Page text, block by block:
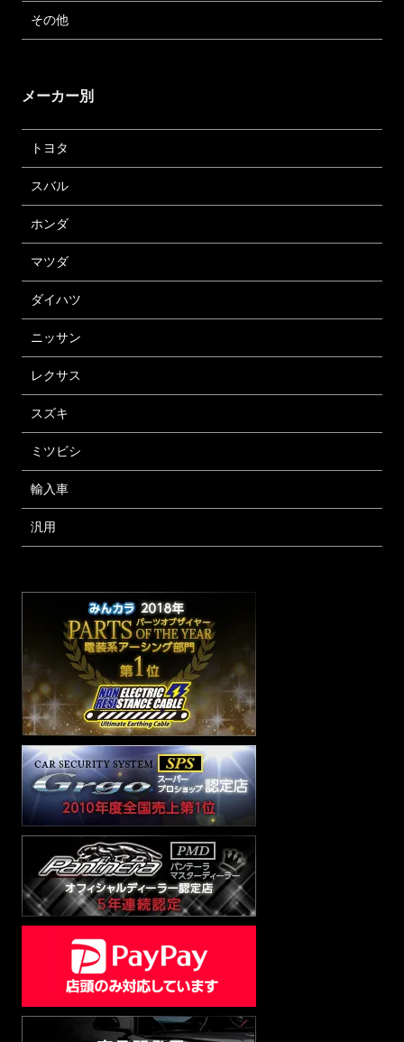
その他
メーカー別
トヨタ
スバル
ホンダ
マツダ
ダイハツ
ニッサン
レクサス
スズキ
ミツビシ
輸入車
汎用